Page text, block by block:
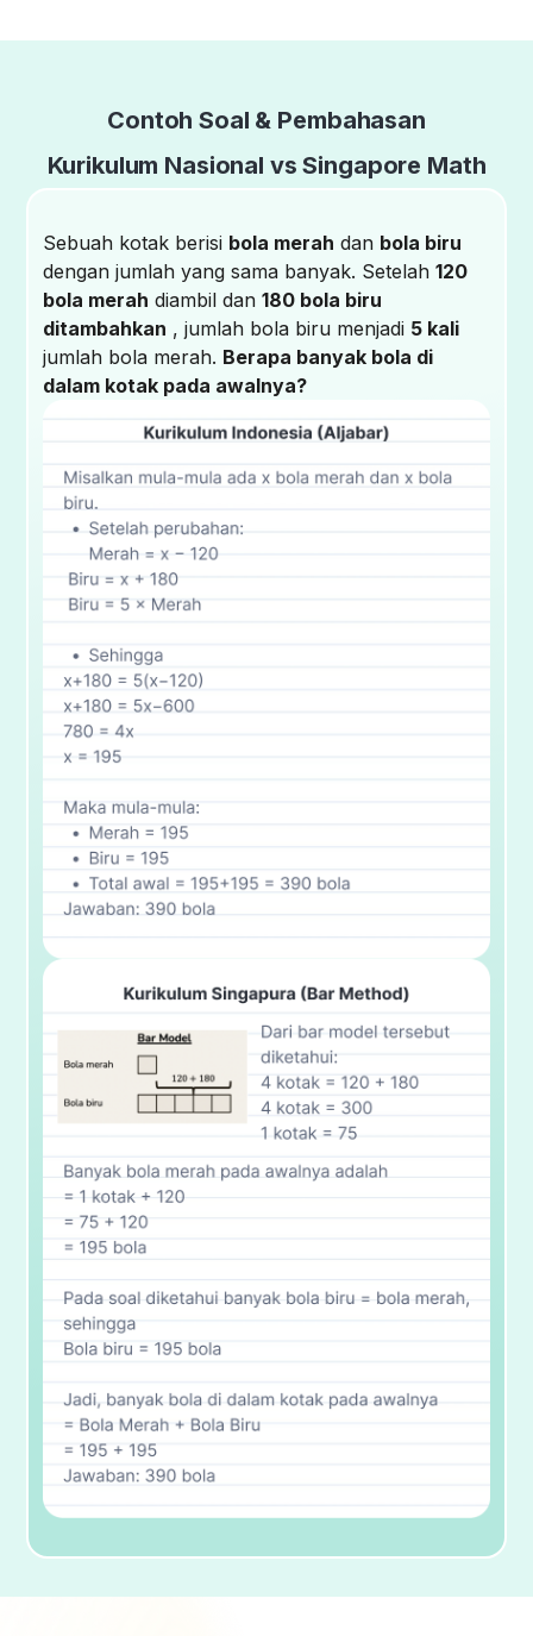
Contoh Soal & Pembahasan
Kurikulum Nasional vs Singapore Math
Sebuah kotak berisi bola merah dan bola biru
dengan jumlah yang sama banyak. Setelah120
bola merah diambil dan180 bola biru
ditambahkan , jumlah bola biru menjadi 5 kali
jumlah bola merah. Berapa banyak bola di
dalam kotak pada awalnya?